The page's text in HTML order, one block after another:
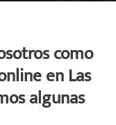
como
en Las
algunas